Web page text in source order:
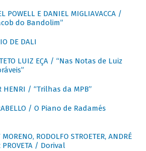
POWELL E DANIEL MIGLIAVACCA /
do Bandolim”
DE DALI
LUIZ EÇA / “Nas Notas de Luiz
HENRI / “Trilhas da MPB”
/ O Piano de Radamés
RODOLFO STROETER, ANDRÉ
PROVETA / Dorival